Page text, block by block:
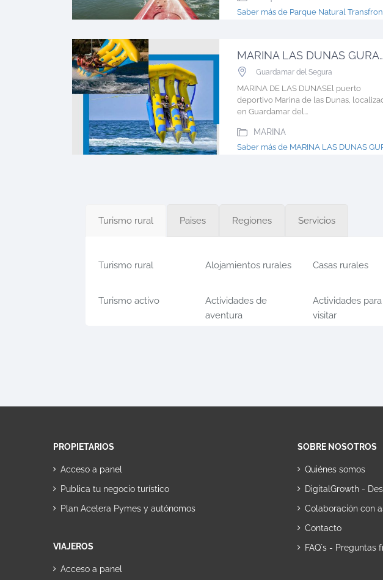
Saber más de Parque Natural
MARINA LAS DUNAS GURADAMAR
Guardamar del Segura
MARINA DE LAS DUNASEl puerto
deportivo Marina de las Dunas,
en Guardamar del...
MARINA
Saber más de MARINA LAS DUNAS
Turismo rural Paises Regiones Servicios
Turismo rural Alojamientos rurales Casas rurales
Turismo activo
Actividades de
aventura
Actividades para
visitar
PROPIETARIOS
Acceso a panel
Publica tu negocio turístico
Plan Acelera Pymes y autónomos
VIAJEROS
Acceso a panel
SOBRE NOSOTROS
Quiénes somos
DigitalGrowth -
Colaboración con
Contacto
FAQ´s - Preguntas